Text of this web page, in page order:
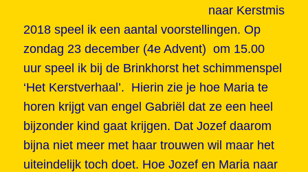
naar Kerstmis
2018 speel ik een aantal voorstellingen. Op
zondag 23 december (4e Advent) om 15.00
uur speel ik bij de Brinkhorst het schimmenspel
‘Het Kerstverhaal’. Hierin zie je hoe Maria te
horen krijgt van engel Gabriël dat ze een heel
bijzonder kind gaat krijgen. Dat Jozef daarom
bijna niet meer met haar trouwen wil maar het
uiteindelijk toch doet. Hoe Jozef en Maria naar